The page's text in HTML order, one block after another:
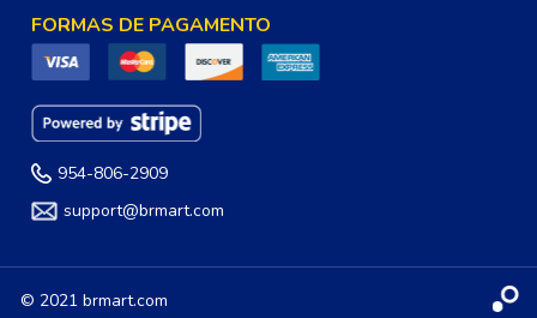
FORMAS DE PAGAMENTO
954-806-2909
support@brmart.com
© 2021 brmart.com